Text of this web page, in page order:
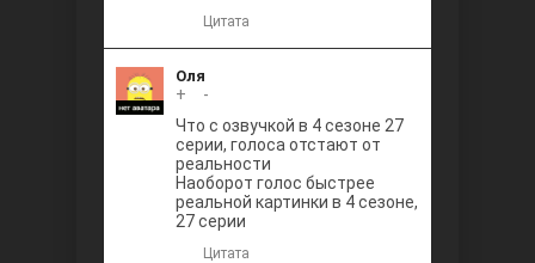
Цитата
Оля
+
-
Что с озвучкой в 4 сезоне 27
серии, голоса отстают от
реальности
Наоборот голос быстрее
реальной картинки в 4 сезоне,
27 серии
Цитата